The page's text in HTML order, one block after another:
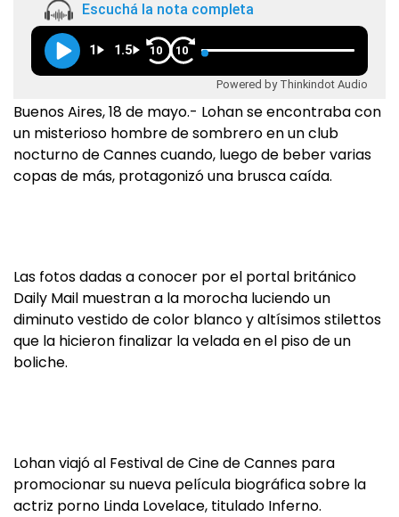
Escuchá la nota completa
1 1.5 10 10
Powered by Thinkindot Audio
Buenos Aires, 18 de mayo.- Lohan se encontraba con
un misterioso hombre de sombrero en un club
nocturno de Cannes cuando, luego de beber varias
copas de más, protagonizó una brusca caída.
Las fotos dadas a conocer por el portal británico
Daily Mail muestran a la morocha luciendo un
diminuto vestido de color blanco y altísimos stilettos
que la hicieron finalizar la velada en el piso de un
boliche.
Lohan viajó al Festival de Cine de Cannes para
promocionar su nueva película biográfica sobre la
actriz porno Linda Lovelace, titulado Inferno.